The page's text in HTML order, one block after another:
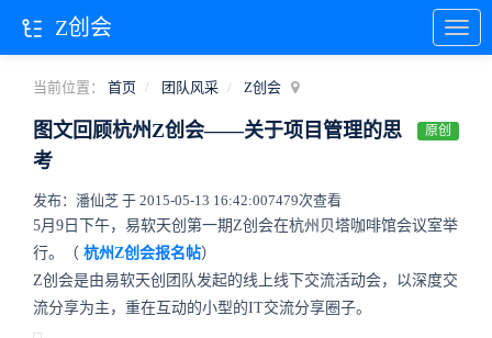
当前位置： 首页 团队风采 Z创会
图文回顾杭州Z创会——关于项目管理的思
考
原创
发布：潘仙芝 于 2015-05-13 16:42:007479次查看
5月9日下午，易软天创第一期Z创会在杭州贝塔咖啡馆会议室举
行。（ 杭州Z创会报名帖）
Z创会是由易软天创团队发起的线上线下交流活动会，以深度交
流分享为主，重在互动的小型的IT交流分享圈子。
Z创会